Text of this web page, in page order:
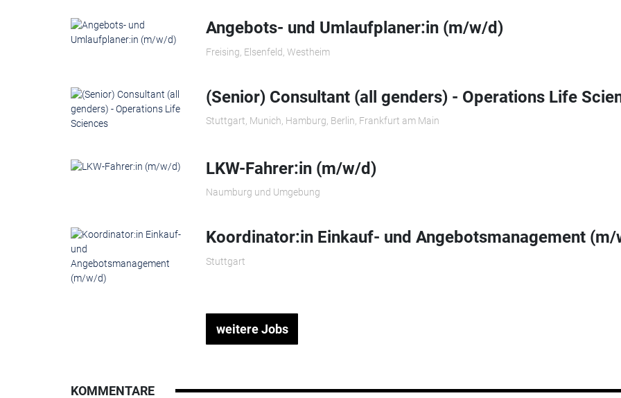
Angebots- und Umlaufplaner:in (m/w/d)
Freising, Elsenfeld, Westheim
(Senior) Consultant (all genders) - Operations Life
Stuttgart, Munich, Hamburg, Berlin, Frankfurt am Main
LKW-Fahrer:in (m/w/d)
Naumburg und Umgebung
Koordinator:in Einkauf- und Angebotsmanagement
Stuttgart
weitere Jobs
KOMMENTARE